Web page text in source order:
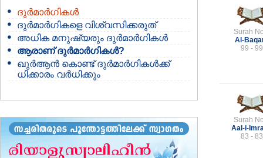
ദുര്‍മാര്‍ഗികള്‍
ദുര്‍മാര്‍ഗികളെ വിശ്വസിക്കരുത്
അധിക മനുഷ്യരും ദുര്‍മാര്‍ഗികള്‍
ആരാണ് ദുര്‍മാര്‍ഗികള്‍?
ഖുര്‍ആന്‍ കൊണ്ട് ദുര്‍മാര്‍ഗികള്‍ക്ക്
ധിക്കാരം വര്‍ധിക്കും
Surah
Al-
99 - 99
Surah
Aal-i-
83 - 83